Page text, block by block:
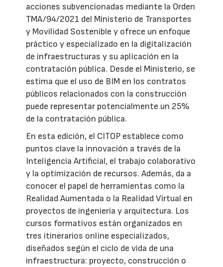
acciones subvencionadas mediante la Orden
TMA/94/2021 del Ministerio de Transportes
y Movilidad Sostenible y ofrece un enfoque
práctico y especializado en la digitalización
de infraestructuras y su aplicación en la
contratación pública. Desde el Ministerio, se
estima que el uso de BIM en los contratos
públicos relacionados con la construcción
puede representar potencialmente un 25%
de la contratación pública.
En esta edición, el CITOP establece como
puntos clave la innovación a través de la
Inteligencia Artificial, el trabajo colaborativo
y la optimización de recursos. Además, da a
conocer el papel de herramientas como la
Realidad Aumentada o la Realidad Virtual en
proyectos de ingeniería y arquitectura. Los
cursos formativos están organizados en
tres itinerarios online especializados,
diseñados según el ciclo de vida de una
infraestructura: proyecto, construcción o